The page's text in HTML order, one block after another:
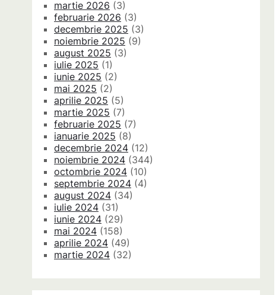
martie 2026 (3)
februarie 2026 (3)
decembrie 2025 (3)
noiembrie 2025 (9)
august 2025 (3)
iulie 2025 (1)
iunie 2025 (2)
mai 2025 (2)
aprilie 2025 (5)
martie 2025 (7)
februarie 2025 (7)
ianuarie 2025 (8)
decembrie 2024 (12)
noiembrie 2024 (344)
octombrie 2024 (10)
septembrie 2024 (4)
august 2024 (34)
iulie 2024 (31)
iunie 2024 (29)
mai 2024 (158)
aprilie 2024 (49)
martie 2024 (32)